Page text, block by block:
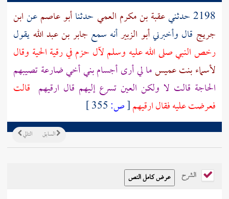
2198 حدثني عقبة بن مكرم العمي حدثناأبو عاصمعنابن
جريج قال وأخبرنيأبو الزبيرأنه سمع جابر بن عبد اللهيقول
رخص النبي صلى الله عليه وسلم لآل حزمفي رقية الحية وقال
لأسماء بنت عميسما لي أرى أجسام بني أخي ضارعة تصيبهم
الحاجة قالت لا ولكن العين تسرع إليهم قال ارقيهم قالت
فعرضت عليه فقال ارقيهم[ص:
التالي السابق
الشرح